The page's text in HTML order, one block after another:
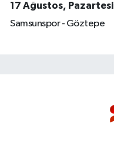
17 Ağustos, Pazartesi
Samsunspor - Göztepe